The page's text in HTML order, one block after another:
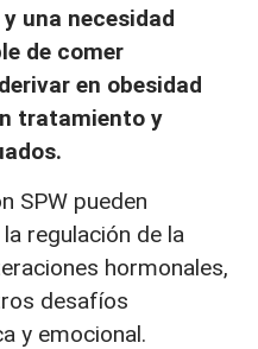
una necesidad
de comer
en obesidad
tratamiento y
SPW pueden
regulación de la
hormonales,
desafíos
y emocional.